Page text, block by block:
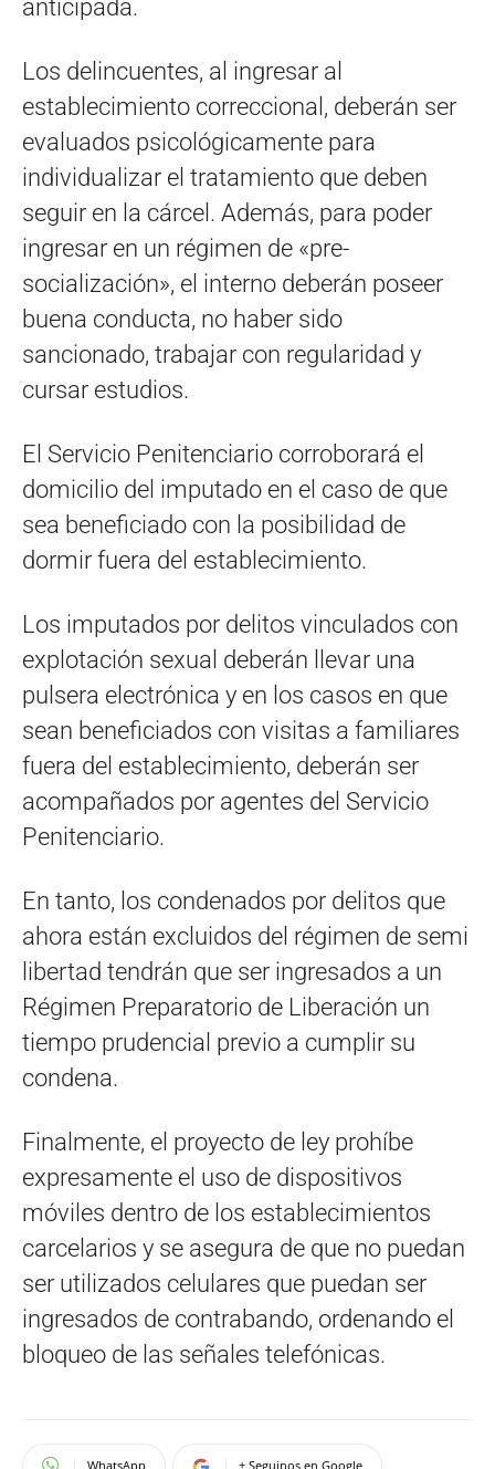
anticipada.
Los delincuentes, al ingresar al
establecimiento correccional, deberán ser
evaluados psicológicamente para
individualizar el tratamiento que deben
seguir en la cárcel. Además, para poder
ingresar en un régimen de «pre-
socialización», el interno deberán poseer
buena conducta, no haber sido
sancionado, trabajar con regularidad y
cursar estudios.
El Servicio Penitenciario corroborará el
domicilio del imputado en el caso de que
sea beneficiado con la posibilidad de
dormir fuera del establecimiento.
Los imputados por delitos vinculados con
explotación sexual deberán llevar una
pulsera electrónica y en los casos en que
sean beneficiados con visitas a familiares
fuera del establecimiento, deberán ser
acompañados por agentes del Servicio
Penitenciario.
En tanto, los condenados por delitos que
ahora están excluidos del régimen de semi
libertad tendrán que ser ingresados a un
Régimen Preparatorio de Liberación un
tiempo prudencial previo a cumplir su
condena.
Finalmente, el proyecto de ley prohíbe
expresamente el uso de dispositivos
móviles dentro de los establecimientos
carcelarios y se asegura de que no puedan
ser utilizados celulares que puedan ser
ingresados de contrabando, ordenando el
bloqueo de las señales telefónicas.
WhatsApp + Seguinos en Google